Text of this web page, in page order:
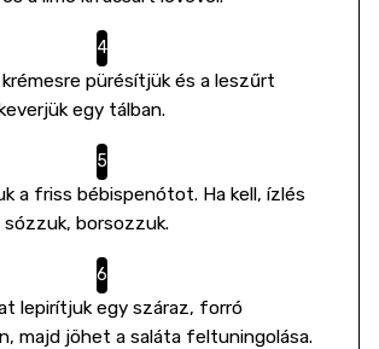
pürésítjük és a leszűrt
egy tálban.
a friss bébispenótot. Ha kell, ízlés
borsozzuk.
lepirítjuk egy száraz, forró
majd jöhet a saláta feltuningolása.